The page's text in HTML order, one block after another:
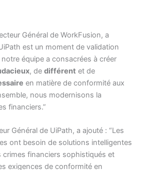
Général de WorkFusion, a
est un moment de validation
équipe a consacrées à créer
, dedifférent et de
en matière de conformité aux
nous modernisons la
financiers.”
Général de UiPath, a ajouté : “Les
ont besoin de solutions intelligentes
crimes financiers sophistiqués et
exigences de conformité en